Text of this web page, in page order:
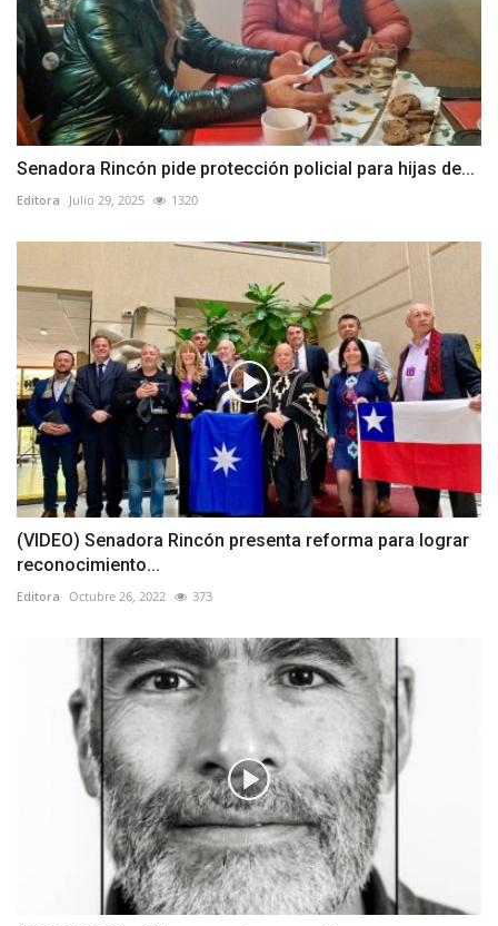
Senadora Rincón pide protección policial para hijas de...
Editora Julio 29, 2025 1320
(VIDEO) Senadora Rincón presenta reforma para lograr
reconocimiento...
Editora Octubre 26, 2022 373